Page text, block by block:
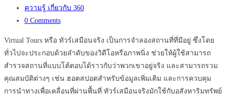
published:
Post
category:
ความรู้ เกี่ยวกับ 360
Post
0 Comments
Virtual Tours หรือ ทัวร์เสมือนจริง เป็นการจำลองสถานที่ที่มีอยู่ ซึ่งโดย
ทั่วไปจะประกอบด้วยลำดับของวิดีโอหรือภาพนิ่ง ช่วยให้ผู้ใช้สามารถ
สำรวจสถานที่แบบโต้ตอบได้ราวกับว่าพวกเขาอยู่จริง และสามารถรวม
คุณสมบัติต่างๆ เช่น ฮอตสปอตสำหรับข้อมูลเพิ่มเติม และการควบคุม
การนำทางเพื่อเคลื่อนที่ผ่านพื้นที่ ทัวร์เสมือนจริงมักใช้กับอสังหาริมทรัพย์